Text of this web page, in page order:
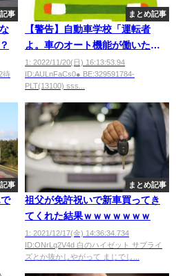
事
待
まとめ記事
【警告】自動車学校「運転者
よ。車のオート機能が働いたら
負けだと思え」
1: 2022/11/20(日) 16:13:53.94
ID:AULnFaCs0● BE:329591784-
PLT(13100) sss...
事 まとめ記事
祖父が免許祝いで新車買ってき
てくれた結果ｗｗｗｗｗｗｗ
1: 2021/12/17(金) 14:36:34.734
ID:ONrLq2V4d 白のハイゼット サプライ
ズとか抜かしやがって まじでし...